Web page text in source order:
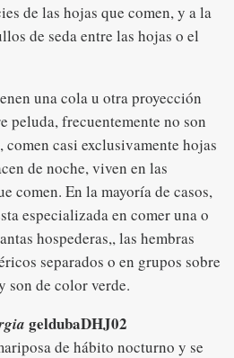
de las hojas que comen, y a la
de seda entre las hojas o el
una cola u otra proyección
peluda, frecuentemente no son
comen casi exclusivamente hojas
de noche, viven en las
comen. En la mayoría de casos,
especializada en comer una o
hospederas,, las hembras
separados o en grupos sobre
son de color verde.
geldubaDHJ02
de hábito nocturno y se